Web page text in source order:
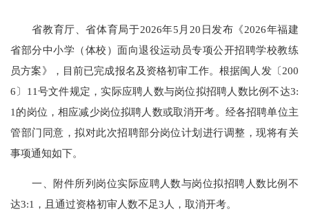
省教育厅、省体育局于2026年5月20日发布《2026年福建
省部分中小学（体校）面向退役运动员专项公开招聘学校教练
员方案》，目前已完成报名及资格初审工作。根据闽人发〔200
6〕11号文件规定，实际应聘人数与岗位拟招聘人数比例不达3:
1的岗位，相应减少岗位拟聘人数或取消开考。经各招聘单位主
管部门同意，拟对此次招聘部分岗位计划进行调整，现将有关
事项通知如下。
一、附件所列岗位实际应聘人数与岗位拟招聘人数比例不
达3:1，且通过资格初审人数不足3人，取消开考。